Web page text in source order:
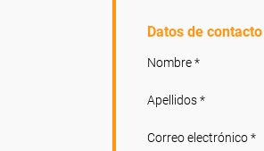
Datos de contacto
Nombre *
Apellidos *
Correo electrónico *